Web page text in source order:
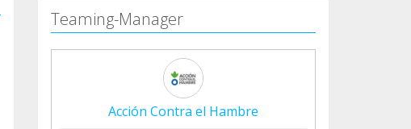
Teaming-Manager
Acción Contra el Hambre